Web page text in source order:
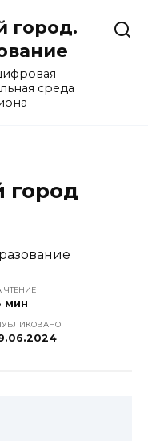
город.
среда
город
ЧТЕНИЕ
мин